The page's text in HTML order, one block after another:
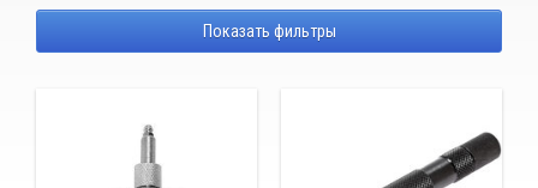
Показать фильтры